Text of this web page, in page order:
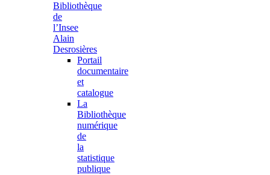
Bibliothèque
de
l’Insee
Alain
Desrosières
Portail
documentaire
et
catalogue
La
Bibliothèque
numérique
de
la
statistique
publique